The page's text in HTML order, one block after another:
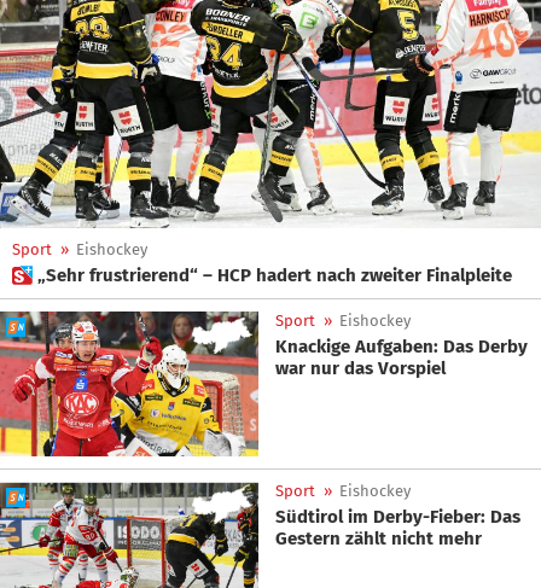
Sport » Eishockey
 „Sehr frustrierend“ – HCP hadert nach zweiter Finalpleite
Sport » Eishockey
Knackige Aufgaben: Das Derby
war nur das Vorspiel
Sport » Eishockey
Südtirol im Derby-Fieber: Das
Gestern zählt nicht mehr